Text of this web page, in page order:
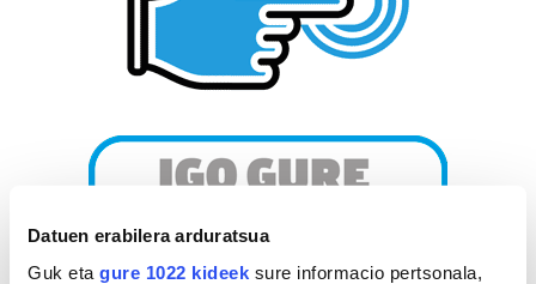
Datuen erabilera arduratsua
Guk eta gure 1022 kideek sure informacio pertsonala,